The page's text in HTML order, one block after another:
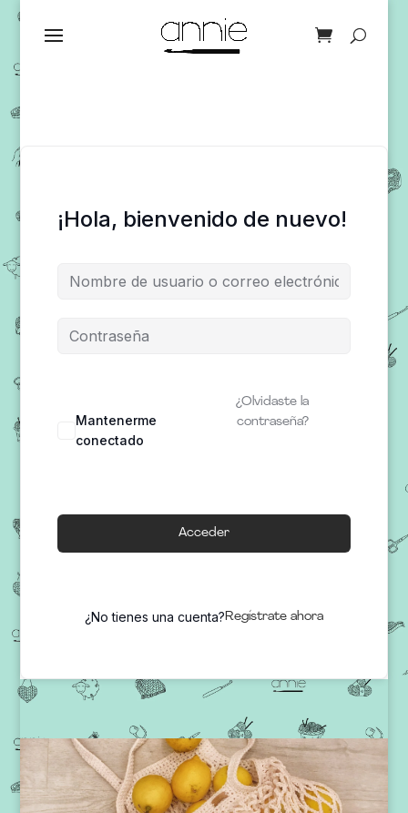
¡Hola, bienvenido de nuevo!
Mantenerme
conectado
¿Olvidaste la
contraseña?
Acceder
¿No tienes una cuenta?Regístrate ahora